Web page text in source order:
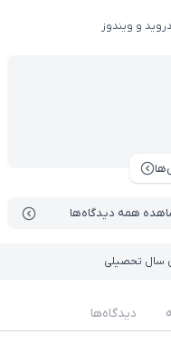
همه دیدگاه‌ها
سال تحصیلی
و ویندوز
دیدگاه‌ها